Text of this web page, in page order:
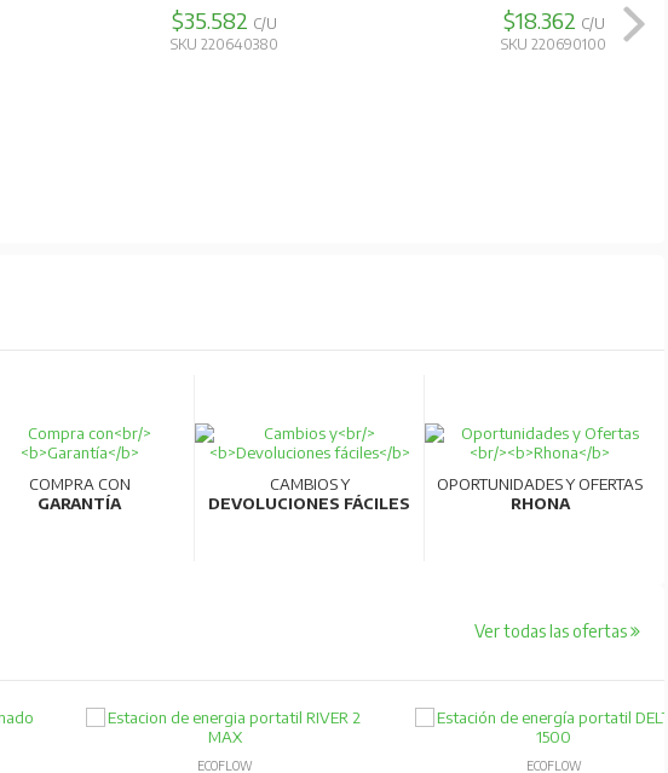
$35.582 C/U
SKU 220640380
$18.362 C/U
SKU 220690100
COMPRA CON
GARANTÍA
CAMBIOS Y
DEVOLUCIONES FÁCILES
OPORTUNIDADES Y OFERTAS
RHONA
Ver todas las ofertas
ECOFLOW ECOFLOW